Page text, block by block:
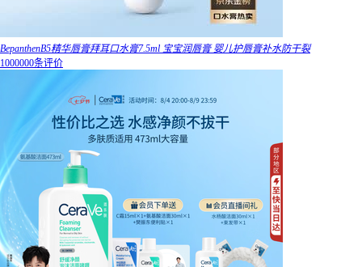
BepanthenB5精华唇膏拜耳口水膏7.5ml 宝宝润唇膏 婴儿护唇膏补水防干裂
1000000条评价